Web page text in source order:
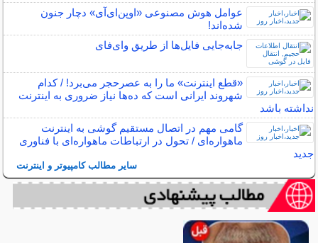
عوامل هوش مصنوعی «اوپن‌ای‌آی» دچار جنون
شده‌اند!
جابه‌جایی فایل‌ها از طریق وای‌فای
«قطع اینترنت» ما را به عصرحجر می‌برد! / کدام
شهروند ایرانی است که ده‌ها نیاز ضروری به اینترنت
نداشته باشد
گامی مهم در اتصال مستقیم گوشی‌ به اینترنت
ماهواره‌ای / تحول در ارتباطات ماهواره‌ای با فناوری
جدید
سایر مطالب کامپیوتر و اینترنت